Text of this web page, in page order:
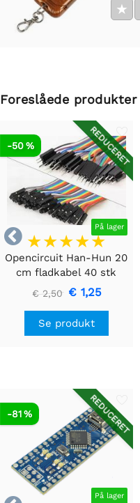
★
Foreslåede produkter

REDUCERET
På lager
-50 %
Opencircuit Han-Hun 20
cm fladkabel 40 stk
€ 2,50 € 1,25
Se produkt
REDUCERET
På lager
-81 %